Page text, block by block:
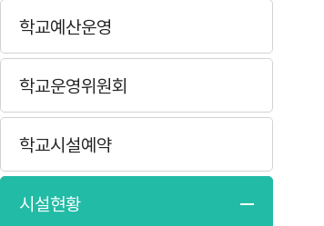
학교예산운영
학교운영위원회
학교시설예약
시설현황